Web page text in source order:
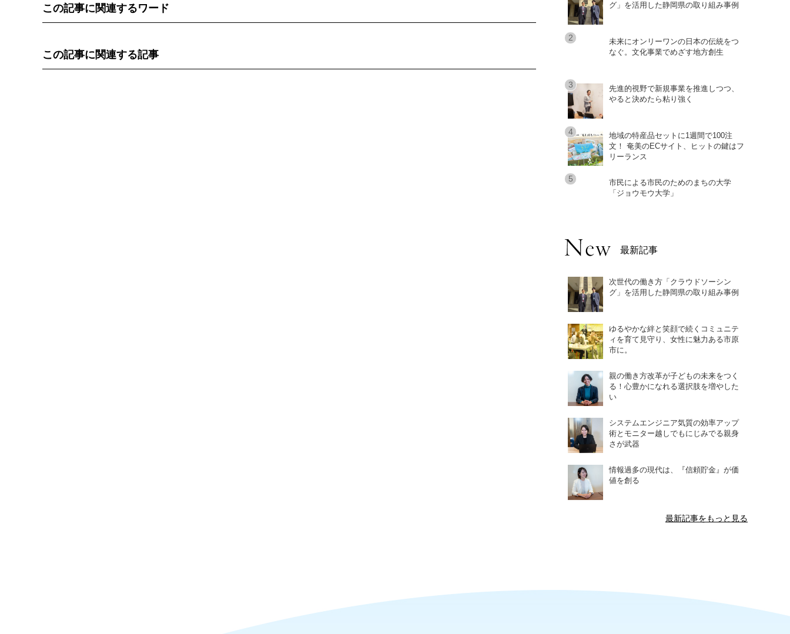
この記事に関連するワード
この記事に関連する記事
グ」を活用した静岡県の取り組み事例
未来にオンリーワンの日本の伝統をつ
なぐ。文化事業でめざす地方創生
先進的視野で新規事業を推進しつつ、
やると決めたら粘り強く
地域の特産品セットに1週間で100注
文！ 奄美のECサイト、ヒットの鍵はフ
リーランス
市民による市民のためのまちの大学
「ジョウモウ大学」
最新記事
次世代の働き方「クラウドソーシン
グ」を活用した静岡県の取り組み事例
ゆるやかな絆と笑顔で続くコミュニテ
ィを育て見守り、女性に魅力ある市原
市に。
親の働き方改革が子どもの未来をつく
る！心豊かになれる選択肢を増やした
い
システムエンジニア気質の効率アップ
術とモニター越しでもにじみでる親身
さが武器
情報過多の現代は、『信頼貯金』が価
値を創る
最新記事をもっと見る